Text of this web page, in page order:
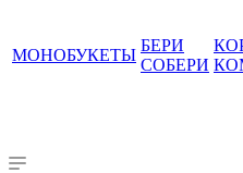
МОНОБУКЕТЫ
БЕРИ
СОБЕРИ